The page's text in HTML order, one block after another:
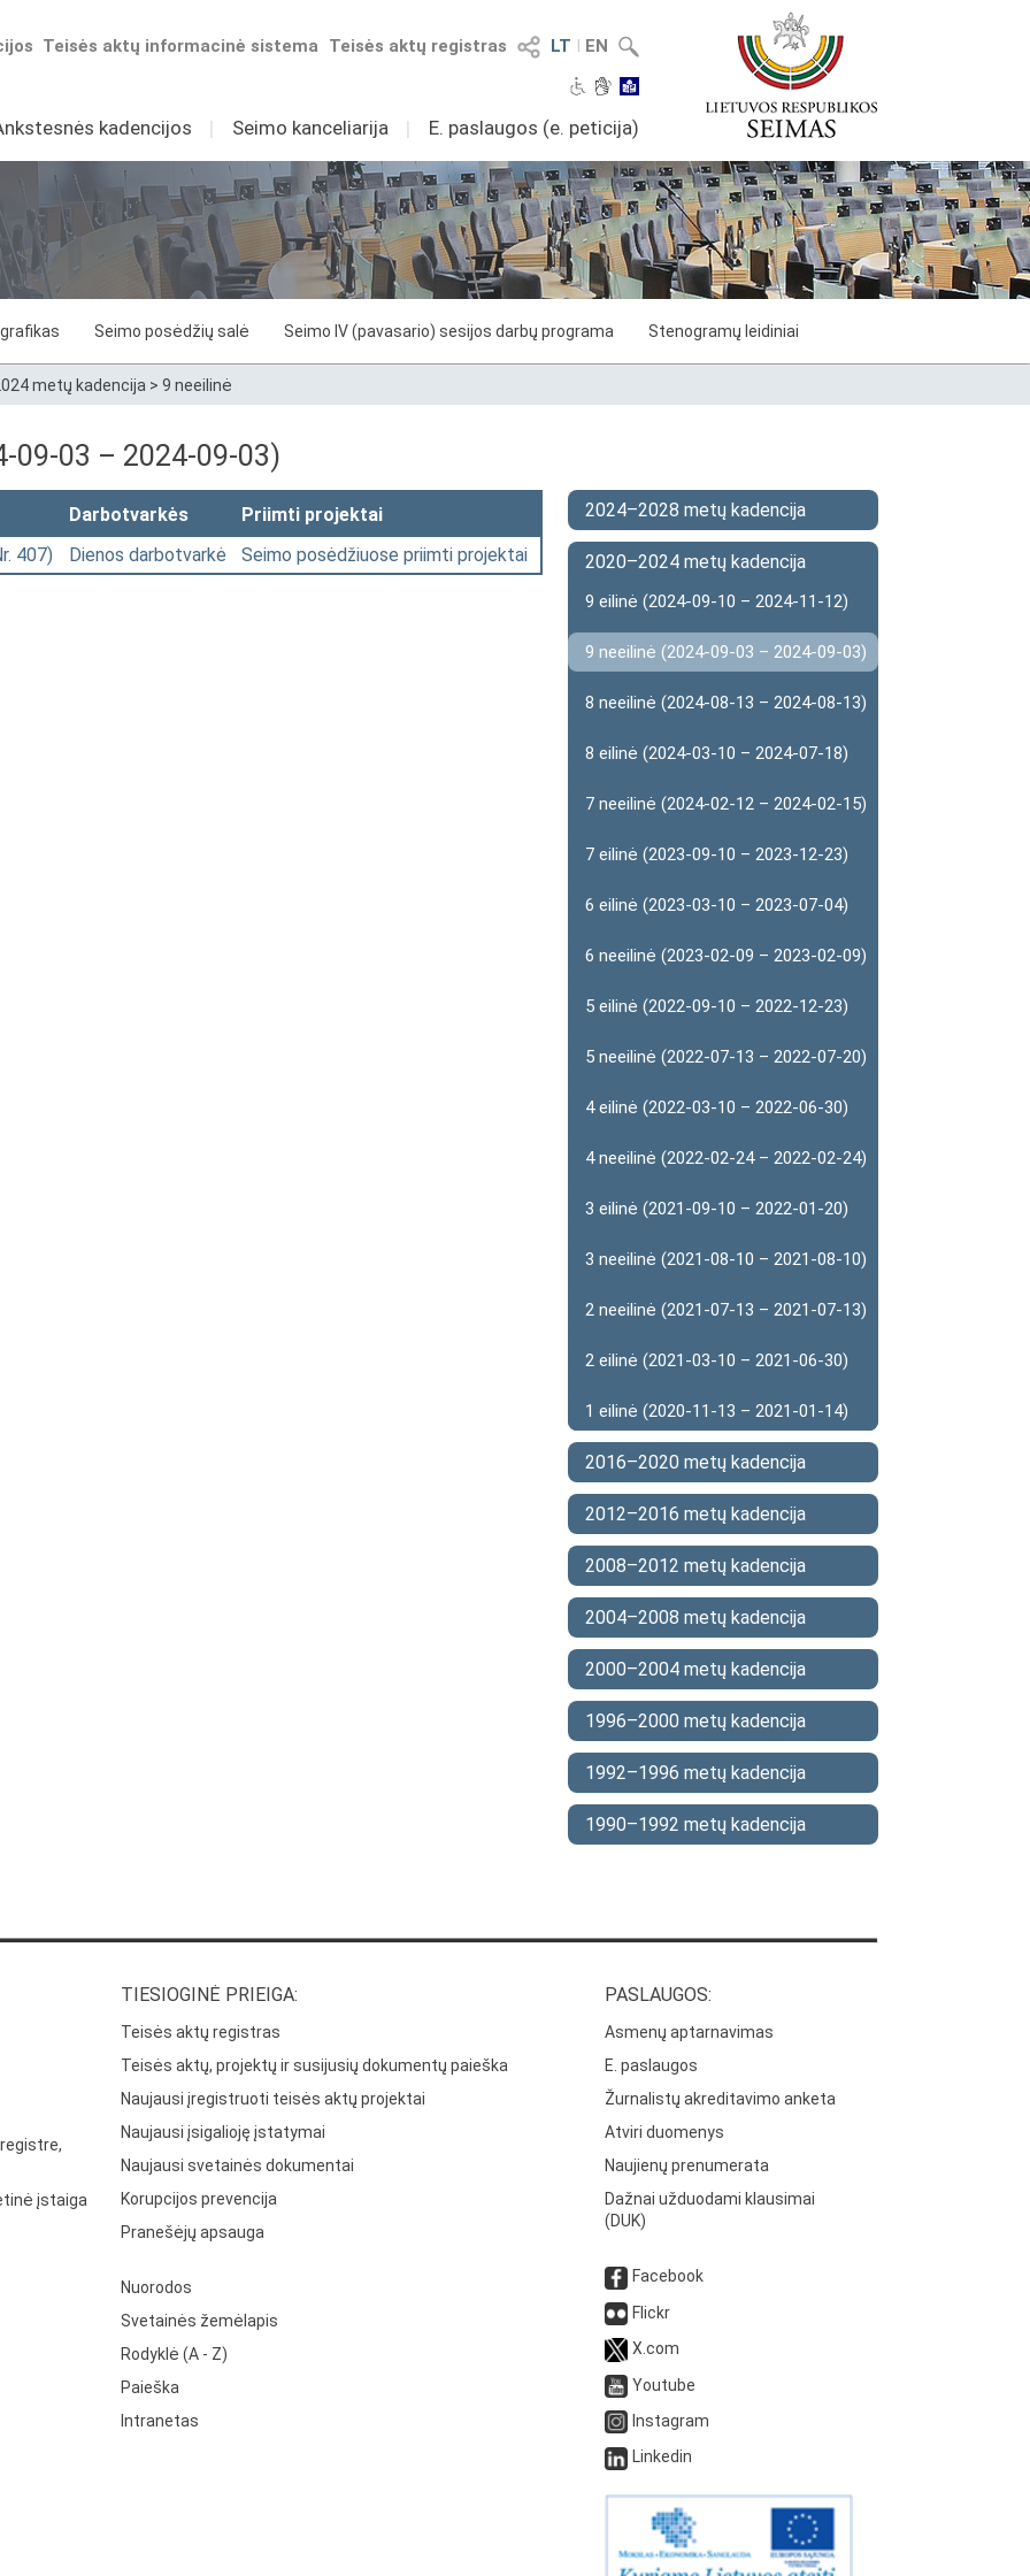
LT I EN
Teisės aktų registras
Teisės aktų informacinė sistema
kadencijos I Seimo kanceliarija I E. paslaugos (e. peticija)
grafikas Seimo posėdžių salė Seimo IV (pavasario) sesijos darbų programa Stenogramų leidiniai
metų kadencija > 9 neeilinė
09-03 – 2024-09-03)
Darbotvarkės
Priimti projektai
407) Dienos darbotvarkė Seimo posėdžiuose priimti projektai
2024–2028 metų kadencija
2020–2024 metų kadencija
9 eilinė (2024-09-10 – 2024-11-12)
9 neeilinė (2024-09-03 – 2024-09-03)
8 neeilinė (2024-08-13 – 2024-08-13)
8 eilinė (2024-03-10 – 2024-07-18)
7 neeilinė (2024-02-12 – 2024-02-15)
7 eilinė (2023-09-10 – 2023-12-23)
6 eilinė (2023-03-10 – 2023-07-04)
6 neeilinė (2023-02-09 – 2023-02-09)
5 eilinė (2022-09-10 – 2022-12-23)
5 neeilinė (2022-07-13 – 2022-07-20)
4 eilinė (2022-03-10 – 2022-06-30)
4 neeilinė (2022-02-24 – 2022-02-24)
3 eilinė (2021-09-10 – 2022-01-20)
3 neeilinė (2021-08-10 – 2021-08-10)
2 neeilinė (2021-07-13 – 2021-07-13)
2 eilinė (2021-03-10 – 2021-06-30)
1 eilinė (2020-11-13 – 2021-01-14)
2016–2020 metų kadencija
2012–2016 metų kadencija
2008–2012 metų kadencija
2004–2008 metų kadencija
2000–2004 metų kadencija
1996–2000 metų kadencija
1992–1996 metų kadencija
1990–1992 metų kadencija
įstaiga
TIESIOGINĖ PRIEIGA:
Teisės aktų registras
Teisės aktų, projektų ir susijusių dokumentų paieška
Naujausi įregistruoti teisės aktų projektai
Naujausi įsigalioję įstatymai
Naujausi svetainės dokumentai
Korupcijos prevencija
Pranešėjų apsauga
Nuorodos
Svetainės žemėlapis
Rodyklė (A - Z)
Paieška
Intranetas
PASLAUGOS:
Asmenų aptarnavimas
E. paslaugos
Žurnalistų akreditavimo anketa
Atviri duomenys
Naujienų prenumerata
Dažnai užduodami klausimai
(DUK)
Facebook
Flickr
X.com
Youtube
Instagram
Linkedin